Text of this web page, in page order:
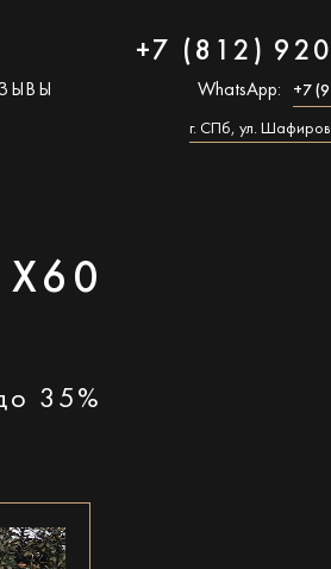
+7 (812)
WhatsApp: +7
г. СПб, ул.
35%